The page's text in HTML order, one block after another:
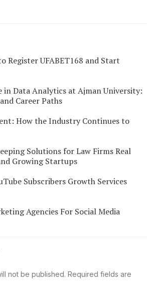
Register UFABET168 and Start
in Data Analytics at Ajman University:
Career Paths
How the Industry Continues to
Solutions for Law Firms Real
Growing Startups
Subscribers Growth Services
Agencies For Social Media
not be published. Required fields are